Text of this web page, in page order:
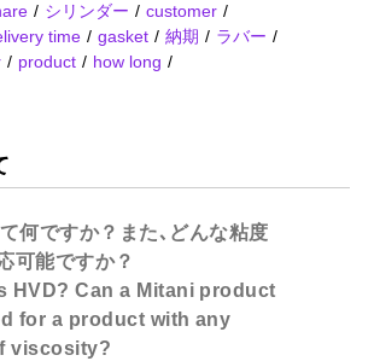
シリンダー
customer
time gasket 納期
ラバー
product how long
何ですか？また､どんな粘度
可能ですか？
HVD? Can a Mitani product
for a product with any
viscosity?